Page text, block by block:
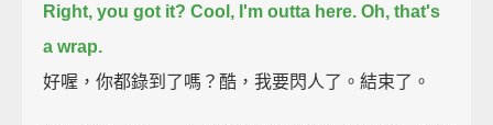
Right, you got it? Cool, I'm outta here. Oh, that's
a wrap.
好喔，你都錄到了嗎？酷，我要閃人了。結束了。